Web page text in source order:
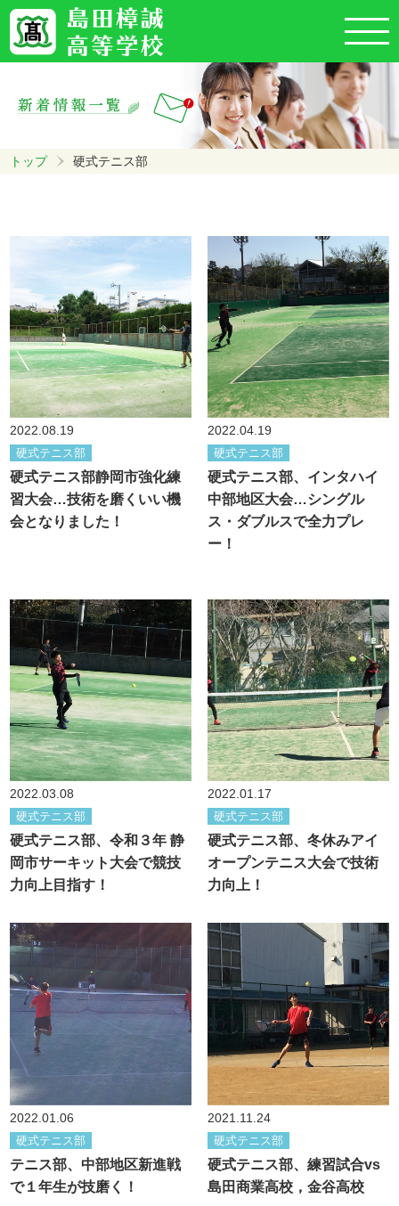
トップ 硬式テニス部
2022.08.19
硬式テニス部
硬式テニス部静岡市強化練
習大会…技術を磨くいい機
会となりました！
2022.04.19
硬式テニス部
硬式テニス部、インタハイ
中部地区大会…シングル
ス・ダブルスで全力プレ
ー！
2022.03.08
硬式テニス部
硬式テニス部、令和３年 静
岡市サーキット大会で競技
力向上目指す！
2022.01.17
硬式テニス部
硬式テニス部、冬休みアイ
オープンテニス大会で技術
力向上！
2022.01.06
硬式テニス部
テニス部、中部地区新進戦
で１年生が技磨く！
2021.11.24
硬式テニス部
硬式テニス部、練習試合vs
島田商業高校，金谷高校